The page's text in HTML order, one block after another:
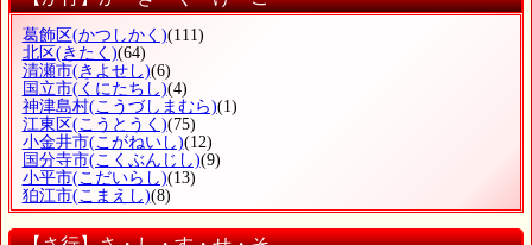
葛飾区(かつしかく)(111)
北区(きたく)(64)
清瀬市(きよせし)(6)
国立市(くにたちし)(4)
神津島村(こうづしまむら)(1)
江東区(こうとうく)(75)
小金井市(こがねいし)(12)
国分寺市(こくぶんじし)(9)
小平市(こだいらし)(13)
狛江市(こまえし)(8)